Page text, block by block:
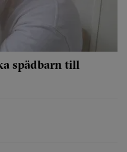
spädbarn till